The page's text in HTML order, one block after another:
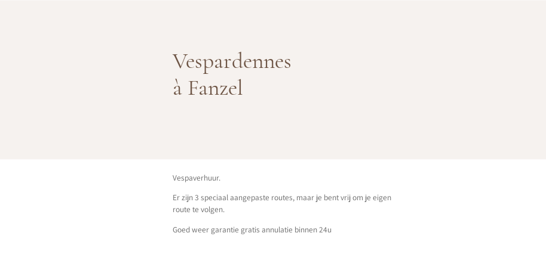
Vespardennes
à Fanzel
Vespaverhuur.
Er zijn 3 speciaal aangepaste routes, maar je bent vrij om je eigen
route te volgen.
Goed weer garantie gratis annulatie binnen 24u